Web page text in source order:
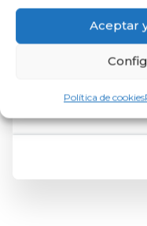
Aceptar
Política de cookies